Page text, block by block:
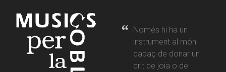
Només hi ha un
instrument al món
capaç de donar un
crit de joia o de